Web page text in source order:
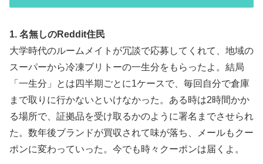
1. 名無しのReddit住民
大学時代のルームメイトが冗談で応募してくれて、地域の
スーパーから冷凍ブリトーの一生分をもらったよ。結局
「一生分」とは四半期ごとに1ケースで、毎回自分で倉庫
まで取りに行かないといけなかった。ある時は2時間かか
る場所で、証拠品を受け取るかのように署名までさせられ
た。数年後ブランドが買収されて味が落ち、メールもクー
ポンに変わっていった。今でも時々クーポンは届くよ。